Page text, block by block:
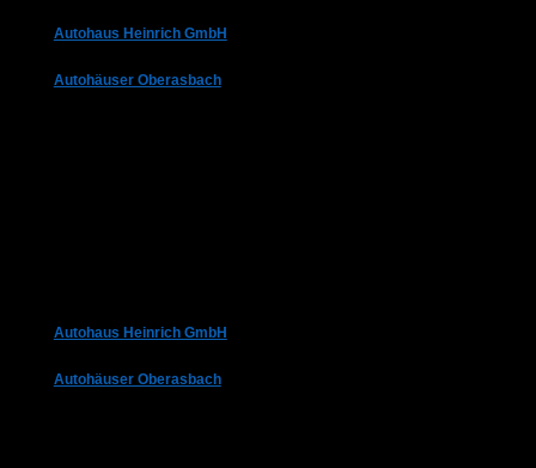
Autohaus Heinrich GmbH
Autohäuser Oberasbach
Autohaus Heinrich GmbH
Autohäuser Oberasbach